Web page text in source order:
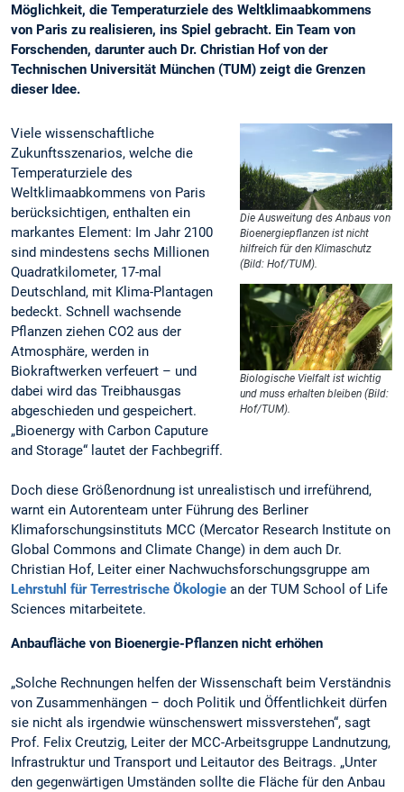
Möglichkeit, die Temperaturziele des Weltklimaabkommens
von Paris zu realisieren, ins Spiel gebracht. Ein Team von
Forschenden, darunter auch Dr. Christian Hof von der
Technischen Universität München (TUM) zeigt die Grenzen
dieser Idee.
Die Ausweitung des Anbaus von
Bioenergiepflanzen ist nicht
hilfreich für den Klimaschutz
(Bild: Hof/TUM).
Biologische Vielfalt ist wichtig
und muss erhalten bleiben (Bild:
Hof/TUM).
Viele wissenschaftliche
Zukunftsszenarios, welche die
Temperaturziele des
Weltklimaabkommens von Paris
berücksichtigen, enthalten ein
markantes Element: Im Jahr 2100
sind mindestens sechs Millionen
Quadratkilometer, 17-mal
Deutschland, mit Klima-Plantagen
bedeckt. Schnell wachsende
Pflanzen ziehen CO2 aus der
Atmosphäre, werden in
Biokraftwerken verfeuert – und
dabei wird das Treibhausgas
abgeschieden und gespeichert.
„Bioenergy with Carbon Caputure
and Storage“ lautet der Fachbegriff.
Doch diese Größenordnung ist unrealistisch und irreführend,
warnt ein Autorenteam unter Führung des Berliner
Klimaforschungsinstituts MCC (Mercator Research Institute on
Global Commons and Climate Change) in dem auch Dr.
Christian Hof, Leiter einer Nachwuchsforschungsgruppe am
Lehrstuhl für Terrestrische Ökologie an der TUM School of Life
Sciences mitarbeitete.
Anbaufläche von Bioenergie-Pflanzen nicht erhöhen
„Solche Rechnungen helfen der Wissenschaft beim Verständnis
von Zusammenhängen – doch Politik und Öffentlichkeit dürfen
sie nicht als irgendwie wünschenswert missverstehen“, sagt
Prof. Felix Creutzig, Leiter der MCC-Arbeitsgruppe Landnutzung,
Infrastruktur und Transport und Leitautor des Beitrags. „Unter
den gegenwärtigen Umständen sollte die Fläche für den Anbau